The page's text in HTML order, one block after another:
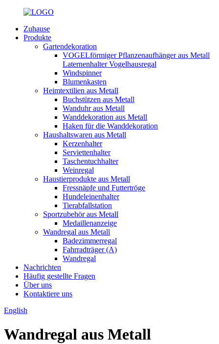
Zuhause
Produkte
Gartendekoration
VOGELförmiger Pflanzenaufhänger aus Metall
Laternenhalter Vogelhausregal
Windspinner
Blumenkasten
Heimtextilien aus Metall
Buchstützen aus Metall
Wanduhr aus Metall
Wanddekoration aus Metall
Haken für die Wanddekoration
Haushaltswaren aus Metall
Kerzenhalter
Serviettenhalter
Taschentuchhalter
Weinregal
Haustierprodukte aus Metall
Fressnäpfe und Futtertröge
Hundeleinenhalter
Tierabfallstation
Sportzubehör aus Metall
Medaillenanzeige
Wandregal aus Metall
Badezimmerregal
Fahrradträger (A)
Wandregal
Nachrichten
Häufig gestellte Fragen
Über uns
Kontaktiere uns
English
Wandregal aus Metall